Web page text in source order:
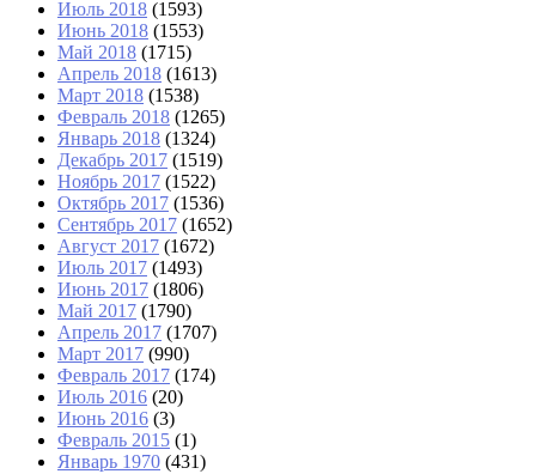
Июль 2018 (1593)
Июнь 2018 (1553)
Май 2018 (1715)
Апрель 2018 (1613)
Март 2018 (1538)
Февраль 2018 (1265)
Январь 2018 (1324)
Декабрь 2017 (1519)
Ноябрь 2017 (1522)
Октябрь 2017 (1536)
Сентябрь 2017 (1652)
Август 2017 (1672)
Июль 2017 (1493)
Июнь 2017 (1806)
Май 2017 (1790)
Апрель 2017 (1707)
Март 2017 (990)
Февраль 2017 (174)
Июль 2016 (20)
Июнь 2016 (3)
Февраль 2015 (1)
Январь 1970 (431)